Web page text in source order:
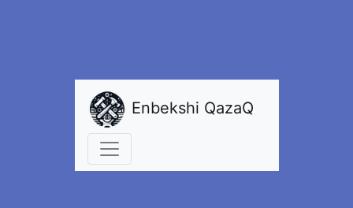
Enbekshi QazaQ